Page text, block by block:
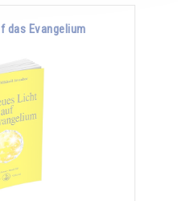
das Evangelium